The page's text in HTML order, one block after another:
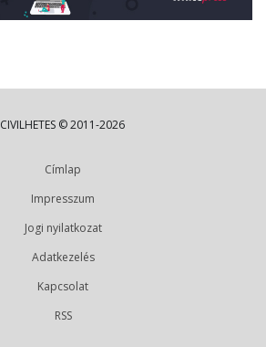
CIVILHETES © 2011-2026
Címlap
Impresszum
Jogi nyilatkozat
Adatkezelés
Kapcsolat
RSS